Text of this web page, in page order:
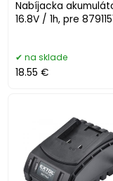
Nabíjacka
16.8V / 1h, pre
na sklade
18.55 €